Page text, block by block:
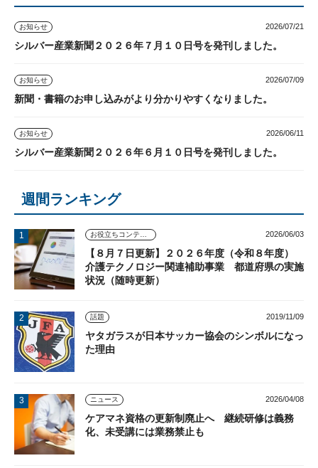
お知らせ 2026/07/21
シルバー産業新聞２０２６年７月１０日号を発刊しました。
お知らせ 2026/07/09
新聞・書籍のお申し込みがより分かりやすくなりました。
お知らせ 2026/06/11
シルバー産業新聞２０２６年６月１０日号を発刊しました。
週間ランキング
2026/06/03
【８月７日更新】２０２６年度（令和８年度）
介護テクノロジー関連補助事業 都道府県の実施
状況（随時更新）
話題 2019/11/09
ヤタガラスが日本サッカー協会のシンボルになっ
た理由
ニュース 2026/04/08
ケアマネ資格の更新制廃止へ 継続研修は義務
化、未受講には業務禁止も